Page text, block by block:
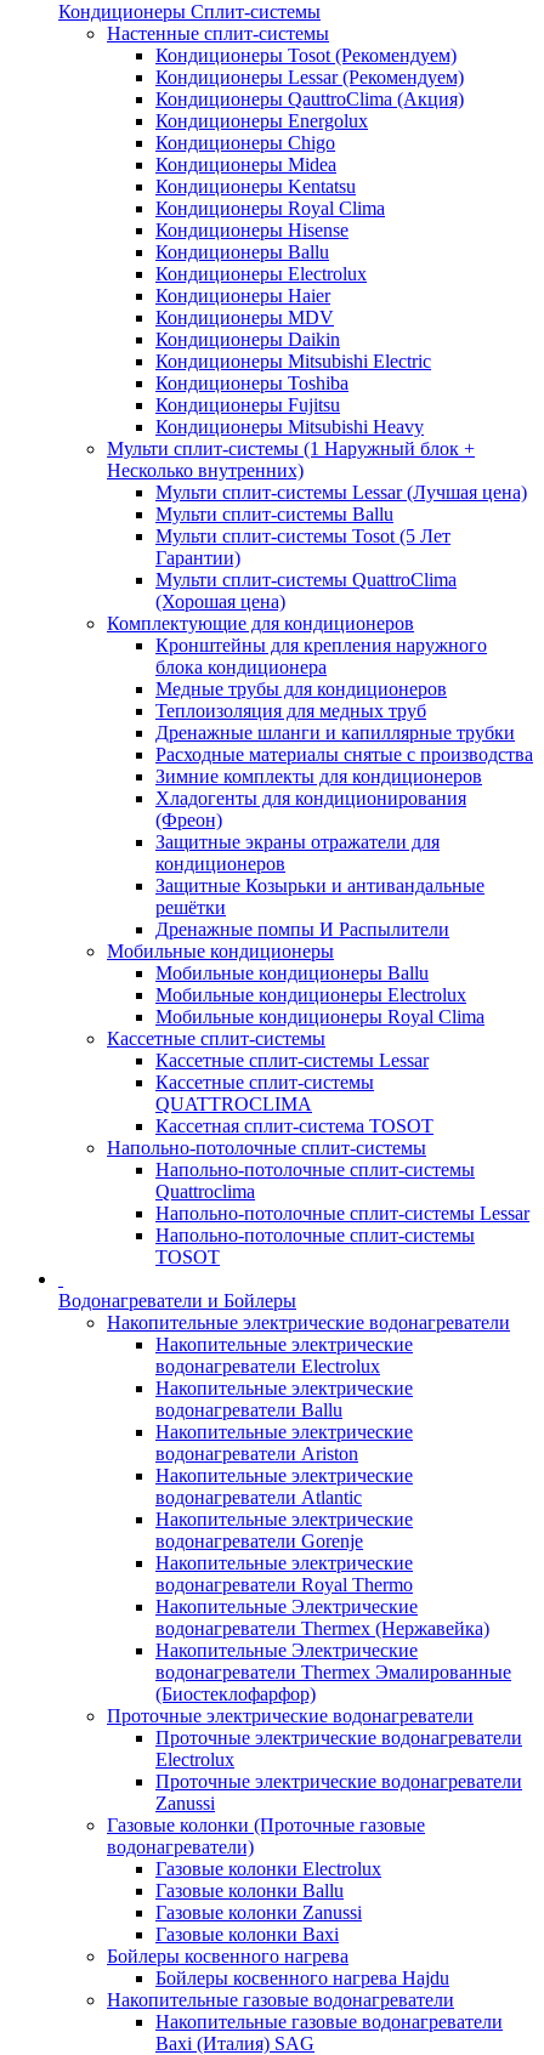
Кондиционеры Сплит-системы
Настенные сплит-системы
Кондиционеры Tosot (Рекомендуем)
Кондиционеры Lessar (Рекомендуем)
Кондиционеры QauttroClima (Акция)
Кондиционеры Energolux
Кондиционеры Chigo
Кондиционеры Midea
Кондиционеры Kentatsu
Кондиционеры Royal Clima
Кондиционеры Hisense
Кондиционеры Ballu
Кондиционеры Electrolux
Кондиционеры Haier
Кондиционеры MDV
Кондиционеры Daikin
Кондиционеры Mitsubishi Electric
Кондиционеры Toshiba
Кондиционеры Fujitsu
Кондиционеры Mitsubishi Heavy
Мульти сплит-системы (1 Наружный блок +
Несколько внутренних)
Мульти сплит-системы Lessar (Лучшая цена)
Мульти сплит-системы Ballu
Мульти сплит-системы Tosot (5 Лет
Гарантии)
Мульти сплит-системы QuattroClima
(Хорошая цена)
Комплектующие для кондиционеров
Кронштейны для крепления наружного
блока кондиционера
Медные трубы для кондиционеров
Теплоизоляция для медных труб
Дренажные шланги и капиллярные трубки
Расходные материалы снятые с производства
Зимние комплекты для кондиционеров
Хладогенты для кондиционирования
(Фреон)
Защитные экраны отражатели для
кондиционеров
Защитные Козырьки и антивандальные
решётки
Дренажные помпы И Распылители
Мобильные кондиционеры
Мобильные кондиционеры Ballu
Мобильные кондиционеры Electrolux
Мобильные кондиционеры Royal Clima
Кассетные сплит-системы
Кассетные сплит-системы Lessar
Кассетные сплит-системы
QUATTROCLIMA
Кассетная сплит-система TOSOT
Напольно-потолочные сплит-системы
Напольно-потолочные сплит-системы
Quattroclima
Напольно-потолочные сплит-системы Lessar
Напольно-потолочные сплит-системы
TOSOT
Водонагреватели и Бойлеры
Накопительные электрические водонагреватели
Накопительные электрические
водонагреватели Electrolux
Накопительные электрические
водонагреватели Ballu
Накопительные электрические
водонагреватели Ariston
Накопительные электрические
водонагреватели Atlantic
Накопительные электрические
водонагреватели Gorenje
Накопительные электрические
водонагреватели Royal Thermo
Накопительные Электрические
водонагреватели Thermex (Нержавейка)
Накопительные Электрические
водонагреватели Thermex Эмалированные
(Биостеклофарфор)
Проточные электрические водонагреватели
Проточные электрические водонагреватели
Electrolux
Проточные электрические водонагреватели
Zanussi
Газовые колонки (Проточные газовые
водонагреватели)
Газовые колонки Electrolux
Газовые колонки Ballu
Газовые колонки Zanussi
Газовые колонки Baxi
Бойлеры косвенного нагрева
Бойлеры косвенного нагрева Hajdu
Накопительные газовые водонагреватели
Накопительные газовые водонагреватели
Baxi (Италия) SAG